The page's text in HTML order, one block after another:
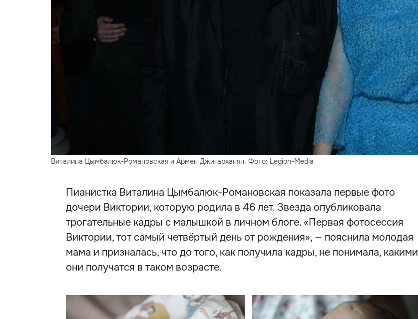
Виталина Цымбалюк-Романовская и Армен Джигарханян. Фото: Legion-Media
Пианистка Виталина Цымбалюк-Романовская показала первые фото
дочери Виктории, которую родила в 46 лет. Звезда опубликовала
трогательные кадры с малышкой в личном блоге. «Первая фотосессия
Виктории, тот самый четвёртый день от рождения», — пояснила молодая
мама и призналась, что до того, как получила кадры, не понимала, какими
они получатся в таком возрасте.